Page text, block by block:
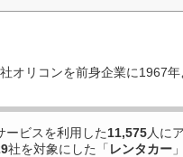
オリコンを前身企業に1967
ービスを利用した11,575人に
社を対象にした「 レンタカー